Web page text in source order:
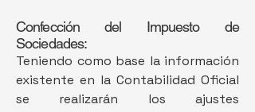
Confección del Impuesto de
Sociedades:
Teniendo como base la información
existente en la Contabilidad Oficial
se realizarán los ajustes